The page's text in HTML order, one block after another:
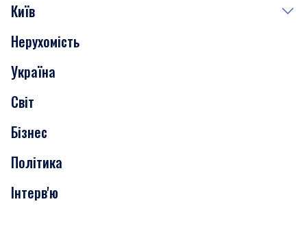
Київ
Події
Скандали
Нерухомість
Транспорт
Нерухомість
Україна
Світ
Бізнес
Політика
Інтерв'ю